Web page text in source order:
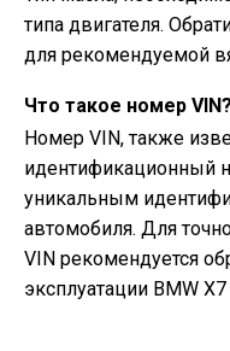
типа двигателя.
для рекомендуемой
Что такое номер VIN?
Номер VIN, также
идентификационный
уникальным
автомобиля. Для
VIN рекомендуется
эксплуатации BMW